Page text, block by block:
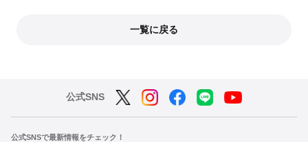
一覧に戻る
公式SNS
公式SNSで最新情報をチェック！